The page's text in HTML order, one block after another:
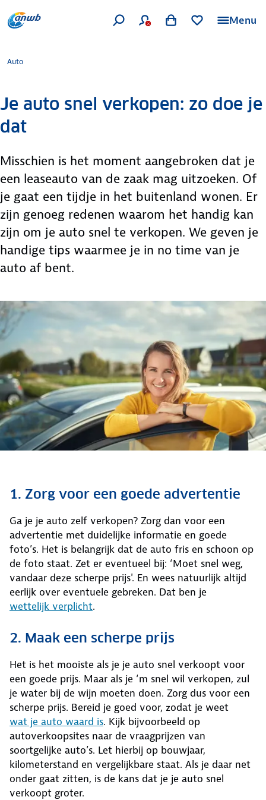
Menu
Auto
Je auto snel verkopen: zo doe je
dat
Misschien is het moment aangebroken dat je
een leaseauto van de zaak mag uitzoeken. Of
je gaat een tijdje in het buitenland wonen. Er
zijn genoeg redenen waarom het handig kan
zijn om je auto snel te verkopen. We geven je
handige tips waarmee je in no time van je
auto af bent.
1. Zorg voor een goede advertentie
Ga je je auto zelf verkopen? Zorg dan voor een
advertentie met duidelijke informatie en goede
foto’s. Het is belangrijk dat de auto fris en schoon op
de foto staat. Zet er eventueel bij: ‘Moet snel weg,
vandaar deze scherpe prijs'. En wees natuurlijk altijd
eerlijk over eventuele gebreken. Dat ben je
wettelijk verplicht.
2. Maak een scherpe prijs
Het is het mooiste als je je auto snel verkoopt voor
een goede prijs. Maar als je ‘m snel wil verkopen, zul
je water bij de wijn moeten doen. Zorg dus voor een
scherpe prijs. Bereid je goed voor, zodat je weet
wat je auto waard is. Kijk bijvoorbeeld op
autoverkoopsites naar de vraagprijzen van
soortgelijke auto’s. Let hierbij op bouwjaar,
kilometerstand en vergelijkbare staat. Als je daar net
onder gaat zitten, is de kans dat je je auto snel
verkoopt groter.